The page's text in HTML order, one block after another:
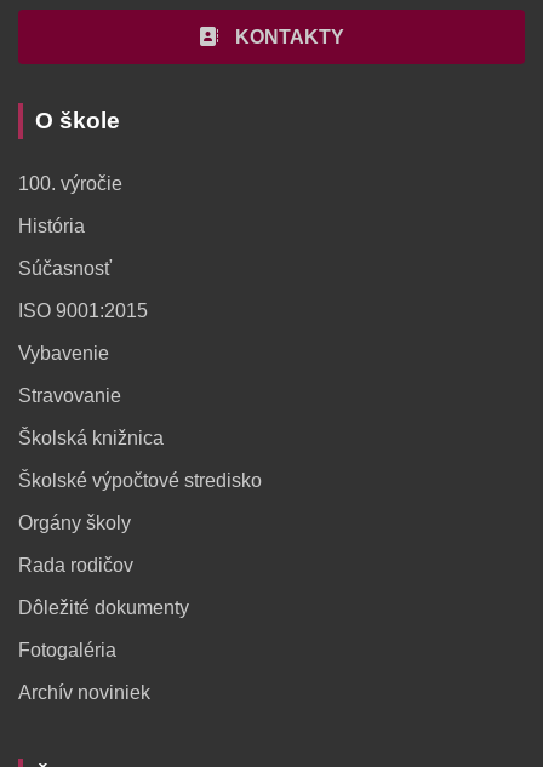
KONTAKTY
O škole
100. výročie
História
Súčasnosť
ISO 9001:2015
Vybavenie
Stravovanie
Školská knižnica
Školské výpočtové stredisko
Orgány školy
Rada rodičov
Dôležité dokumenty
Fotogaléria
Archív noviniek